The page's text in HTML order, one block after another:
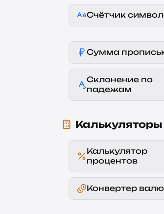
Счётчик
Сумма
Склонение по
падежам
Калькуляторы
Калькулятор
процентов
Конвертер